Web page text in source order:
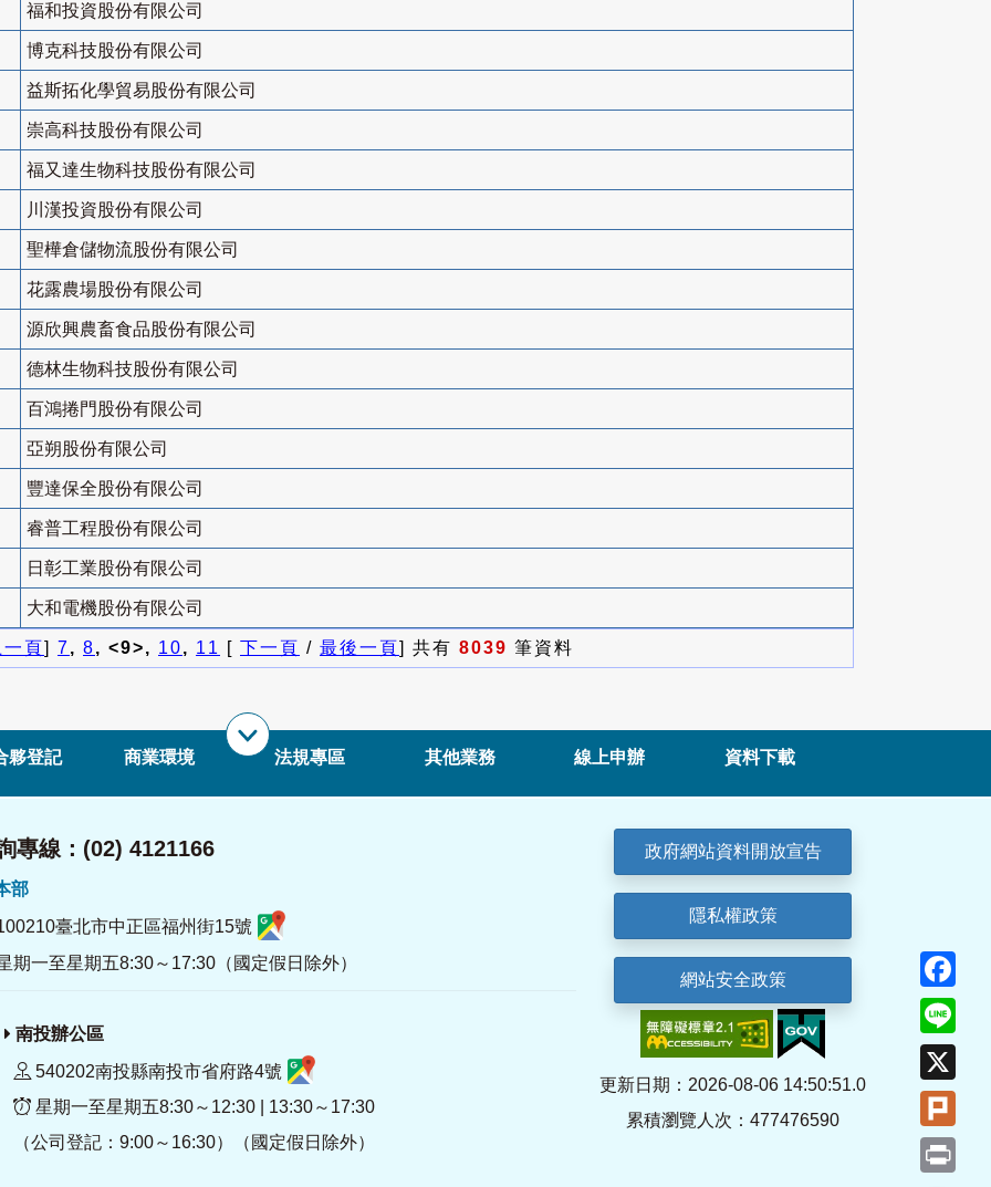
福和投資股份有限公司
博克科技股份有限公司
益斯拓化學貿易股份有限公司
崇高科技股份有限公司
福又達生物科技股份有限公司
川漢投資股份有限公司
聖樺倉儲物流股份有限公司
花露農場股份有限公司
源欣興農畜食品股份有限公司
德林生物科技股份有限公司
百鴻捲門股份有限公司
亞朔股份有限公司
豐達保全股份有限公司
睿普工程股份有限公司
日彰工業股份有限公司
大和電機股份有限公司
一頁] 7, 8, <9>, 10, 11 [ 下一頁 / 最後一頁] 共有 8039 筆資料
夥登記 商業環境 法規專區 其他業務 線上申辦 資料下載
專線：(02) 4121166
部
臺北市中正區福州街15號
期一至星期五8:30～17:30（國定假日除外）
南投辦公區
540202南投縣南投市省府路4號
星期一至星期五8:30～12:30 | 13:30～17:30
（公司登記：9:00～16:30）（國定假日除外）
政府網站資料開放宣告
隱私權政策
網站安全政策
更新日期：2026-08-06 14:50:51.0
累積瀏覽人次：477476590